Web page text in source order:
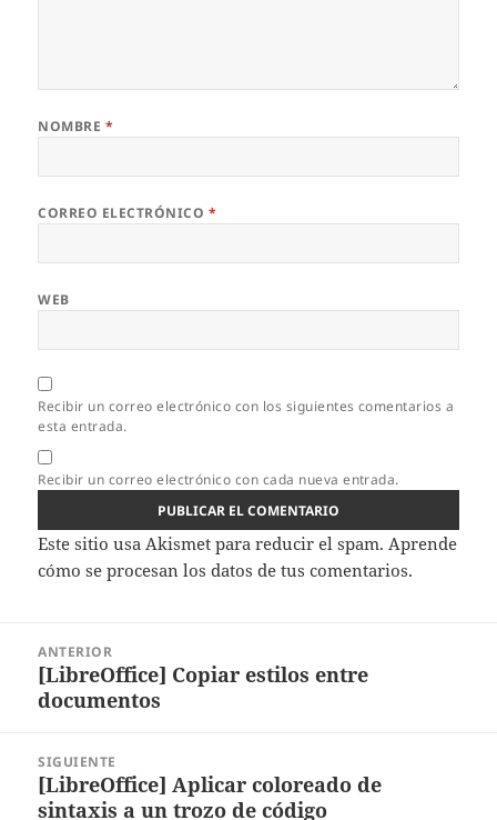
NOMBRE *
CORREO ELECTRÓNICO *
WEB
Recibir un correo electrónico con los siguientes comentarios a
esta entrada.
Recibir un correo electrónico con cada nueva entrada.
Este sitio usa Akismet para reducir el spam.Aprende
cómo se procesan los datos de tus comentarios.
entradas
ANTERIOR
Entrada
anterior:
[LibreOffice] Copiar estilos entre
documentos
SIGUIENTE
Entrada
siguiente:
[LibreOffice] Aplicar coloreado de
sintaxis a un trozo de código